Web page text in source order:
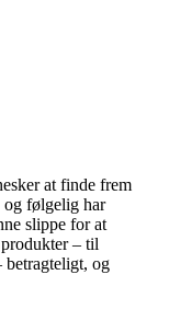
at finde frem
og følgelig har
slippe for at
– til
betragteligt, og